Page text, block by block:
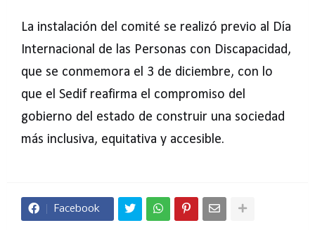
La instalación del comité se realizó previo al Día
Internacional de las Personas con Discapacidad,
que se conmemora el 3 de diciembre, con lo
que el Sedif reafirma el compromiso del
gobierno del estado de construir una sociedad
más inclusiva, equitativa y accesible.
Facebook